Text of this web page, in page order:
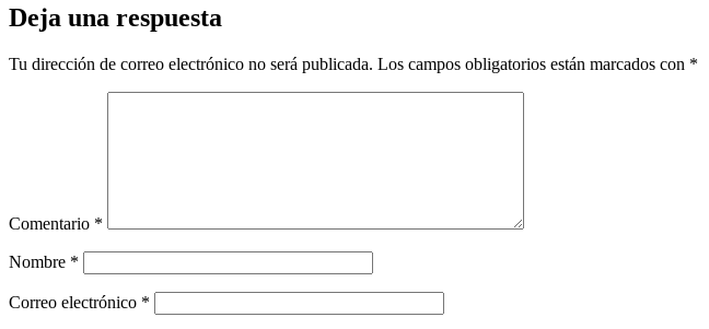
Deja una respuesta
Tu dirección de correo electrónico no será publicada. Los campos obligatorios están marcados con *
Comentario *
Nombre *
Correo electrónico *